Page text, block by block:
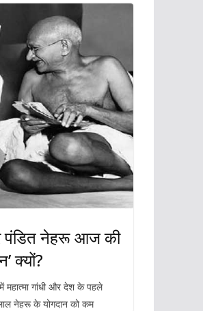
पंडित नेहरू आज की
क्यों?
महात्मा गांधी और देश के पहले
नेहरू के योगदान को कम